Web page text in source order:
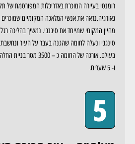
רומנטי בעיירה המוכרת באדריכלות המפורסמת של
גאורגיה.נראה את אנשי המלאכה המקומיים
מהיין המקומי שמייחד את סיגנגי. נמשיך בהליכה
סינגגי ונעלה לחומה שהגנה בעבר על העיר
ו- 5 שערים.
5